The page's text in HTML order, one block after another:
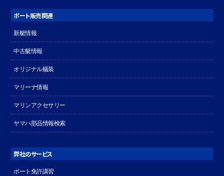
ボート販売関連
新艇情報
中古艇情報
オリジナル艤装
マリーナ情報
マリンアクセサリー
ヤマハ部品情報検索
弊社のサービス
ボート免許講習